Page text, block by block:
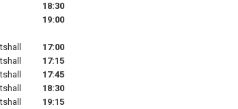
18:30
19:00
17:00
17:15
17:45
18:30
19:15